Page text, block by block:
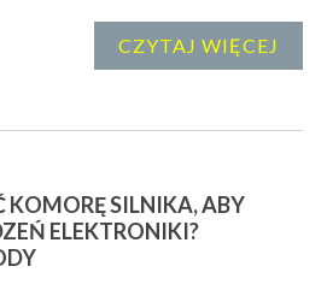
CZYTAJ WIĘCEJ
KOMORĘ SILNIKA, ABY
ELEKTRONIKI?